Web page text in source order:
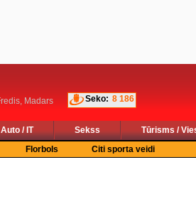
Madars
Seko: 8 186
Auto / IT Sekss
Tūrisms /
Florbols Citi sporta veidi